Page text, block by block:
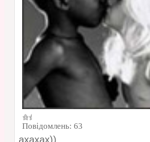
Повідомлень: 63
ахахах))